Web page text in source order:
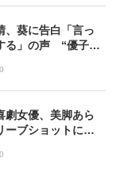
、葵に告白「言っ
る」の声 “優子劇
劇女優、美脚あら
ーブショットに反